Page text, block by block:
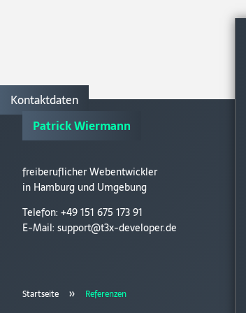
Kontaktdaten
Patrick Wiermann
freiberuflicher Webentwickler
in Hamburg und Umgebung
Telefon: +49 151 675 173 91
E-Mail: support@t3x-developer.de
Startseite » Referenzen